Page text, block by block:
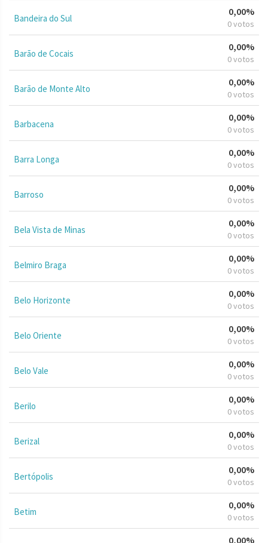
Bandeira do Sul
0,00%
0 votos
Barão de Cocais
0,00%
0 votos
Barão de Monte Alto
0,00%
0 votos
Barbacena
0,00%
0 votos
Barra Longa
0,00%
0 votos
Barroso
0,00%
0 votos
Bela Vista de Minas
0,00%
0 votos
Belmiro Braga
0,00%
0 votos
Belo Horizonte
0,00%
0 votos
Belo Oriente
0,00%
0 votos
Belo Vale
0,00%
0 votos
Berilo
0,00%
0 votos
Berizal
0,00%
0 votos
Bertópolis
0,00%
0 votos
Betim
0,00%
0 votos
0,00%